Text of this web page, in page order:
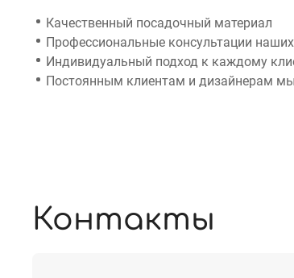
Качественный посадочный материал
Профессиональные консультации
Индивидуальный подход к каждому
Постоянным клиентам и дизайнерам
Контакты